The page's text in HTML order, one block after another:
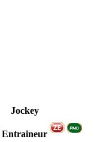
Jockey
Entraineur